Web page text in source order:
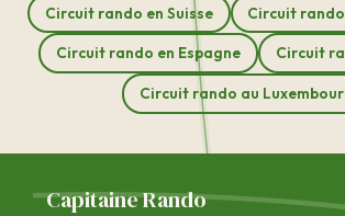
Circuit rando en Suisse Circuit
Circuit rando en Espagne Circuit
Circuit rando au
Capitaine Rando